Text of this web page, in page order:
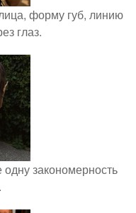
форму губ, линию
глаз.
закономерность